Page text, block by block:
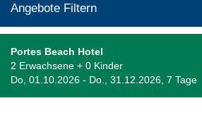
Angebote Filtern
Portes Beach Hotel
2 Erwachsene + 0 Kinder
Do, 01.10.2026 - Do., 31.12.2026, 7 Tage